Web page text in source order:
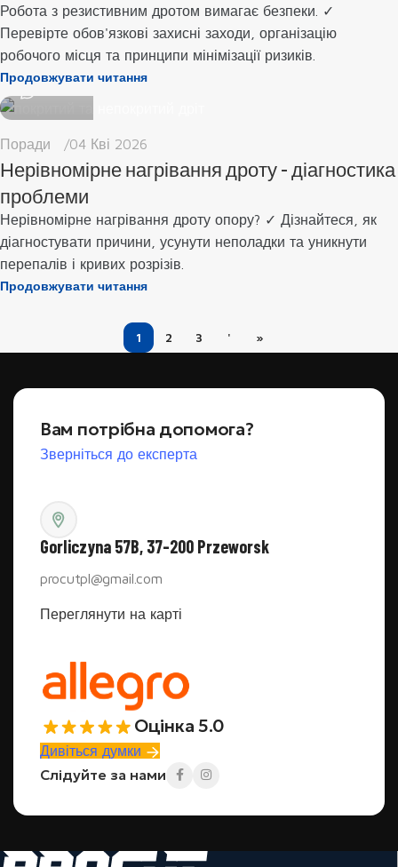
Робота з резистивним дротом вимагає безпеки. ✓
Перевірте обов'язкові захисні заходи, організацію
робочого місця та принципи мінімізації ризиків.
Продовжувати читання
marta
0
Поради 04 Кві 2026
Нерівномірне нагрівання дроту - діагностика
проблеми
Нерівномірне нагрівання дроту опору? ✓ Дізнайтеся, як
діагностувати причини, усунути неполадки та уникнути
перепалів і кривих розрізів.
Продовжувати читання
1 2 3 ' »
Вам потрібна допомога?
Зверніться до експерта
Gorliczyna 57B, 37-200 Przeworsk
procutpl@gmail.com
Переглянути на карті
Оцінка 5.0
Дивіться думки
Слідуйте за нами